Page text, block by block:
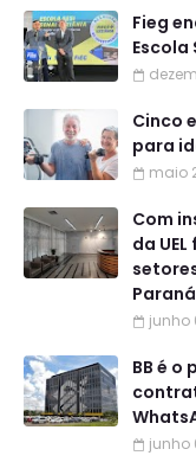
Fieg
Escola
Cinco
para
maio
Com
da
Paraná
junho
BB é
junho